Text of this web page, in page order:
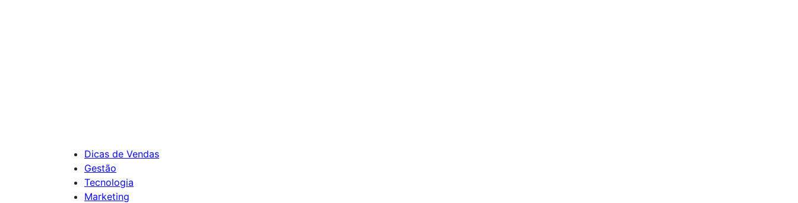
Dicas de Vendas
Gestão
Tecnologia
Marketing